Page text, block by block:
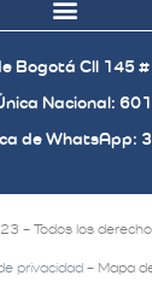
Bogotá Cll 145
Nacional:
de WhatsApp:
– Todos los
privacidad – Mapa